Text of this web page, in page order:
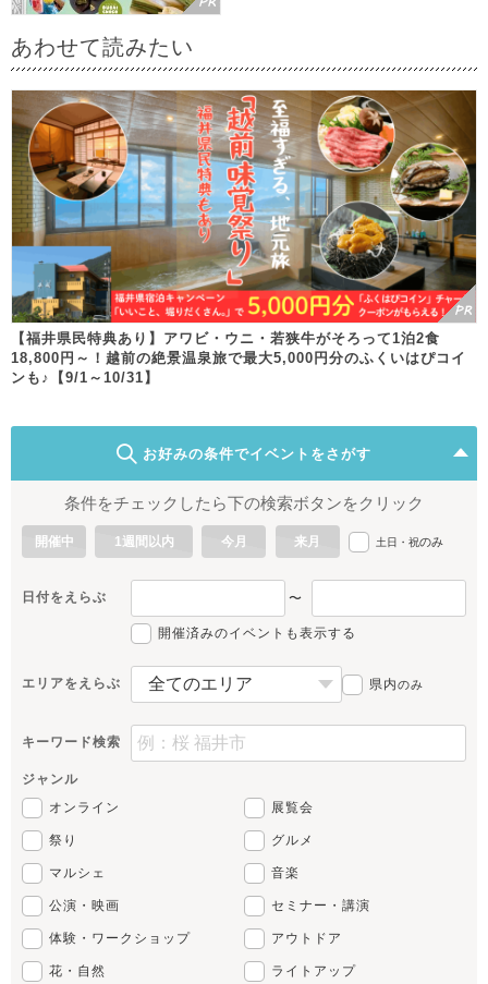
あわせて読みたい
【福井県民特典あり】アワビ・ウニ・若狭牛がそろって1泊2食
18,800円～！越前の絶景温泉旅で最大5,000円分のふくいはぴコイ
ンも♪【9/1～10/31】
お好みの条件でイベントをさがす
条件をチェックしたら下の検索ボタンをクリック
開催中 1週間以内 今月 来月 土日・祝のみ
日付をえらぶ 〜
開催済みのイベントも表示する
エリアをえらぶ 県内のみ
キーワード検索
ジャンル
オンライン
展覧会
祭り グルメ
マルシェ 音楽
公演・映画 セミナー・講演
体験・ワークショップ アウトドア
花・自然 ライトアップ